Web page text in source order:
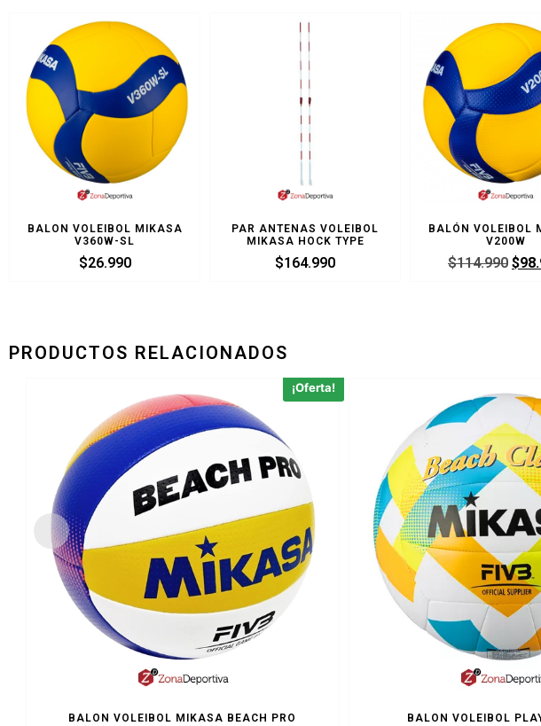
BALON VOLEIBOL MIKASA
V360W-SL
$26.990
PAR ANTENAS VOLEIBOL
MIKASA HOCK TYPE
$164.990
BALÓN VOLEIBOL
V200W
$114.990 $
PRODUCTOS RELACIONADOS
¡Oferta!
BALON VOLEIBOL MIKASA BEACH PRO BALON VOLEIBOL